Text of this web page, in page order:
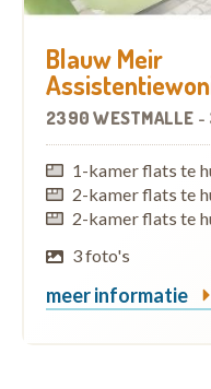
Blauw Meir
2390 WESTMALLE -
1-kamer flats te
2-kamer flats te
2-kamer flats te
3 foto's
meer informatie